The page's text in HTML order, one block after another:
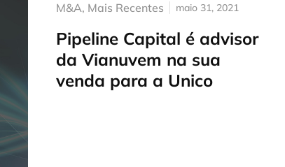
M&A, Mais Recentes maio 31, 2021
Pipeline Capital é advisor
da Vianuvem na sua
venda para a Unico